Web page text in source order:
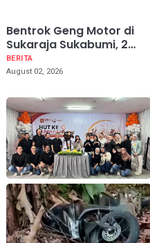
Bentrok Geng Motor di
Sukaraja Sukabumi, 2
Warga Sipil Jadi Korban
Salah Sasaran
BERITA
August 02, 2026